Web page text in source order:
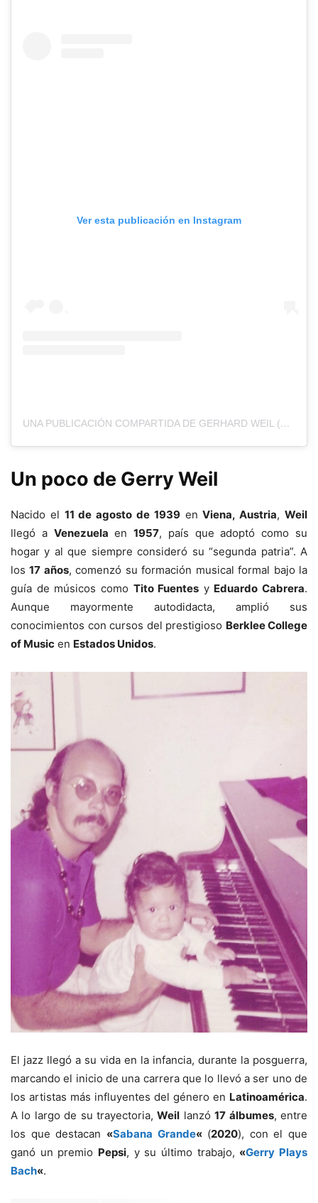
Ver esta publicación en Instagram
UNA PUBLICACIÓN COMPARTIDA DE GERHARD WEIL (@GERHARDWEIL)
Un poco de Gerry Weil
Nacido el 11 de agosto de 1939enViena, Austria,Weil
llegó a Venezuela en1957, país que adoptó como su
hogar y al que siempre consideró su “segunda patria”. A
los17 años, comenzó su formación musical formal bajo la
guía de músicos como Tito Fuentes y Eduardo Cabrera.
Aunque mayormente autodidacta, amplió sus
conocimientos con cursos del prestigioso Berklee College
of Music en Estados Unidos.
El jazz llegó a su vida en la infancia, durante la posguerra,
marcando el inicio de una carrera que lo llevó a ser uno de
los artistas más influyentes del género en Latinoamérica.
A lo largo de su trayectoria,Weil lanzó17 álbumes, entre
los que destacan «Sabana Grande«(2020), con el que
ganó un premio Pepsi, y su último trabajo, «Gerry Plays
Bach«.